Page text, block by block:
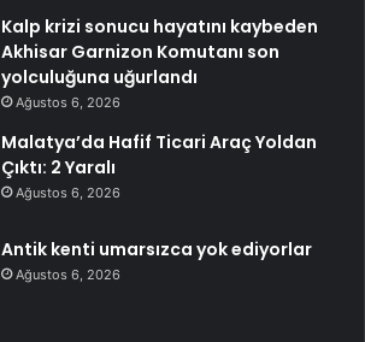
Kalp krizi sonucu hayatını kaybeden
Akhisar Garnizon Komutanı son
yolculuğuna uğurlandı
Ağustos 6, 2026
Malatya’da Hafif Ticari Araç Yoldan
Çıktı: 2 Yaralı
Ağustos 6, 2026
Antik kenti umarsızca yok ediyorlar
Ağustos 6, 2026